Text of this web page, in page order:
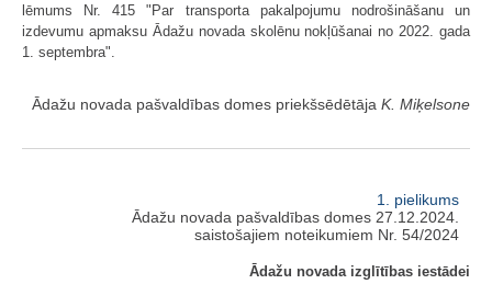
lēmums Nr. 415 "Par transporta pakalpojumu nodrošināšanu un
izdevumu apmaksu Ādažu novada skolēnu nokļūšanai no 2022. gada
1. septembra".
Ādažu novada pašvaldības domes priekšsēdētāja K. Miķelsone
1. pielikums
Ādažu novada pašvaldības domes 27.12.2024.
saistošajiem noteikumiem Nr. 54/2024
Ādažu novada izglītības iestādei